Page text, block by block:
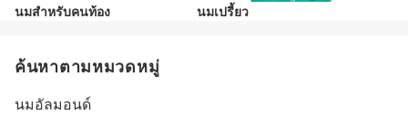
นมสำหรับคนท้อง นมเปรี้ยว
ค้นหาตามหมวดหมู่
นมอัลมอนด์